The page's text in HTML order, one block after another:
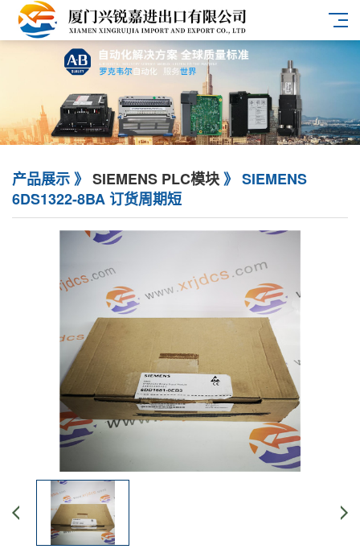
产品展示 》 SIEMENS PLC模块》 SIEMENS
6DS1322-8BA 订货周期短